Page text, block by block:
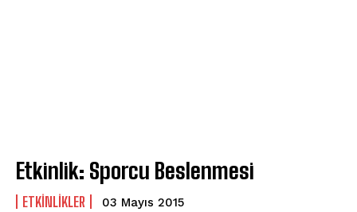
Etkinlik: Sporcu Beslenmesi
ETKINLIKLER 03 Mayıs 2015